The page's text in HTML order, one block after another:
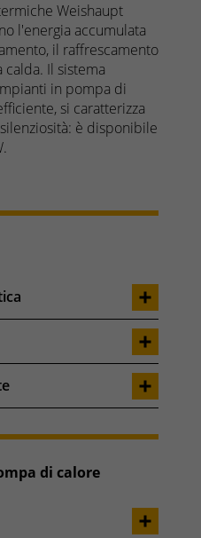
Weishaupt
l'energia accumulata
il raffrescamento
Il sistema
in pompa di
si caratterizza
è disponibile
di calore